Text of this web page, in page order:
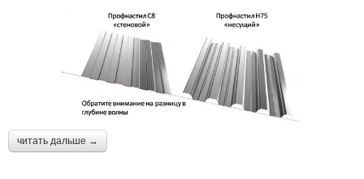
читать дальше →